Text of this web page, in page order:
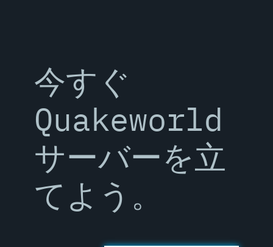
今すぐ
Quakeworld
サーバーを立
てよう。